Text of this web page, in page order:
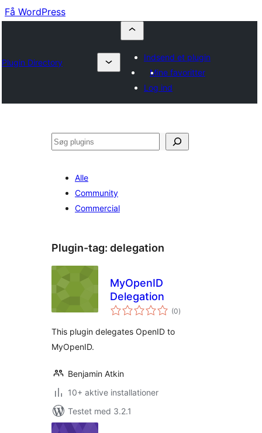
Få WordPress
Plugin Directory
Indsend et plugin
Mine favoritter
Log ind
Søg
Alle
Community
Commercial
Plugin-tag: delegation
MyOpenID
Delegation
(0totale
bedømmelser
)
This plugin delegates OpenID to
MyOpenID.
Benjamin Atkin
10+ aktive installationer
Testet med 3.2.1